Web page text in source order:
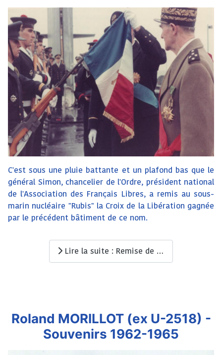
C'est sous une pluie battante et un plafond bas que le
général Simon, chancelier de l'Ordre, président national
de l'Association des Français Libres, a remis au sous-
marin nucléaire "Rubis" la Croix de la Libération gagnée
par le précédent bâtiment de ce nom.
Lire la suite : Remise de la Croix de la Libération au SNA RUBIS (S601)
Roland MORILLOT (ex U-2518) -
Souvenirs 1962-1965